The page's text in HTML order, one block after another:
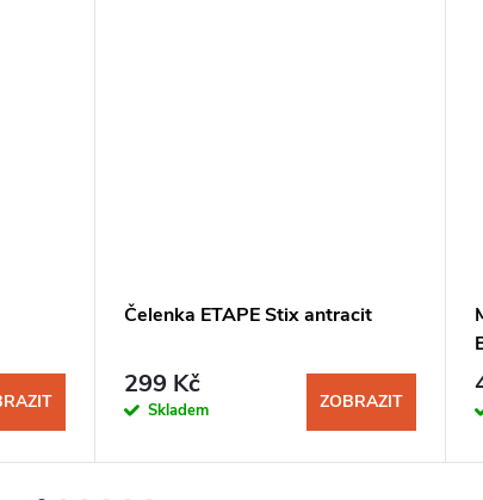
Čelenka ETAPE Stix antracit
299 Kč
Skladem ZOBRAZIT